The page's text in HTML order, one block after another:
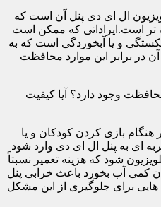
ال ای دی پنل آن است که
است.ایراداتی که ممکن است
و یا آبخوردگی است که به
آن در برابر این موارد محافظت
وجود دارد؟ آیا کیفیت
هنگام بازی کردن کودکان و یا
ای به پنل ال ای دی وارد شود
شود که هزینه تعمیر نسبتاً
کمی آب بخورد باعث خرابی پنل
هایی برای جلوگیری از این مشکل